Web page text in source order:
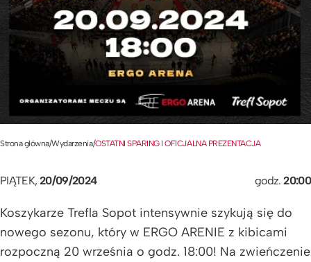
Strona główna/Wydarzenia/OSTATNI SPARING I OFICJALNA PREZENTACJA
PIĄTEK, 20/09/2024 godz.20:00
Koszykarze Trefla Sopot intensywnie szykują się do
nowego sezonu, który w ERGO ARENIE z kibicami
rozpoczną 20 września o godz. 18:00! Na zwieńczenie